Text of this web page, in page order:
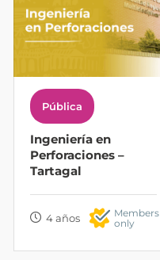
Pública
Ingeniería en
Perforaciones –
Tartagal
4 años
Members
only